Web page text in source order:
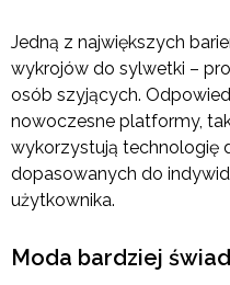
Jedną z największych
wykrojów do sylwetki –
osób szyjących.
nowoczesne platformy,
wykorzystują technologię
dopasowanych do
użytkownika.
Moda bardziej